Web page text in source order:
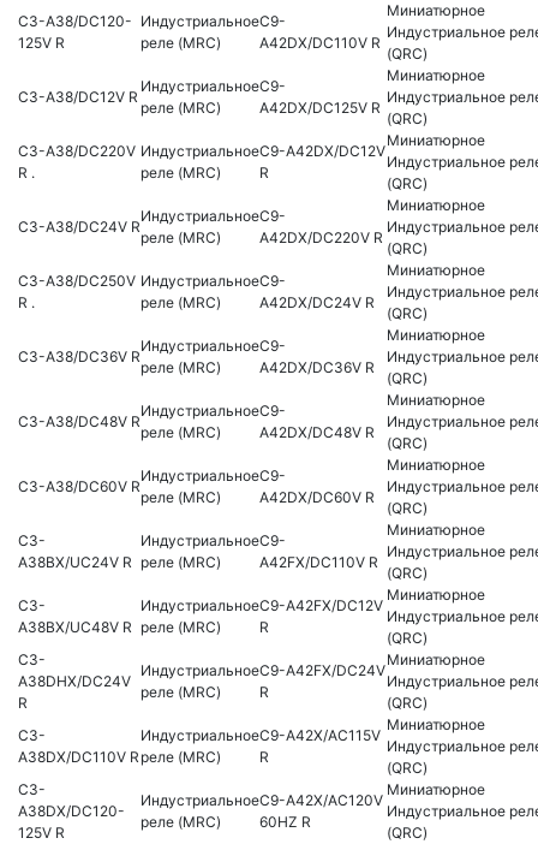
C3-A38/DC120-
125V R
Индустриальное
реле (MRC)
C9-
A42DX/DC110V R
Миниатюрное
Индустриальное
(QRC)
C3-A38/DC12V R
Индустриальное
реле (MRC)
C9-
A42DX/DC125V R
Миниатюрное
Индустриальное
(QRC)
C3-A38/DC220V
R .
Индустриальное
реле (MRC)
C9-A42DX/DC12V
R
Миниатюрное
Индустриальное
(QRC)
C3-A38/DC24V R
Индустриальное
реле (MRC)
C9-
A42DX/DC220V R
Миниатюрное
Индустриальное
(QRC)
C3-A38/DC250V
R .
Индустриальное
реле (MRC)
C9-
A42DX/DC24V R
Миниатюрное
Индустриальное
(QRC)
C3-A38/DC36V R
Индустриальное
реле (MRC)
C9-
A42DX/DC36V R
Миниатюрное
Индустриальное
(QRC)
C3-A38/DC48V R
Индустриальное
реле (MRC)
C9-
A42DX/DC48V R
Миниатюрное
Индустриальное
(QRC)
C3-A38/DC60V R
Индустриальное
реле (MRC)
C9-
A42DX/DC60V R
Миниатюрное
Индустриальное
(QRC)
C3-
A38BX/UC24V R
Индустриальное
реле (MRC)
C9-
A42FX/DC110V R
Миниатюрное
Индустриальное
(QRC)
C3-
A38BX/UC48V R
Индустриальное
реле (MRC)
C9-A42FX/DC12V
R
Миниатюрное
Индустриальное
(QRC)
C3-
A38DHX/DC24V
R
Индустриальное
реле (MRC)
C9-A42FX/DC24V
R
Миниатюрное
Индустриальное
(QRC)
C3-
A38DX/DC110V R
Индустриальное
реле (MRC)
C9-A42X/AC115V
R
Миниатюрное
Индустриальное
(QRC)
C3-
A38DX/DC120-
125V R
Индустриальное
реле (MRC)
C9-A42X/AC120V
60HZ R
Миниатюрное
Индустриальное
(QRC)